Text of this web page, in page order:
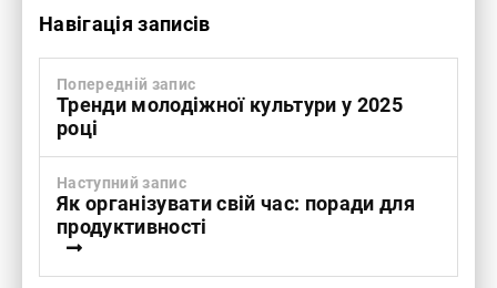
Навігація записів
Попередній запис
Тренди молодіжної культури у 2025
році
Наступний запис
Як організувати свій час: поради для
продуктивності